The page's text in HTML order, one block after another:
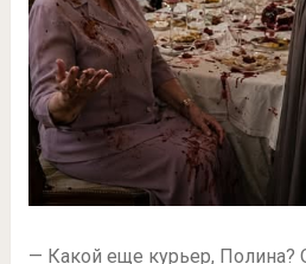
— Какой еще курьер, Полина?